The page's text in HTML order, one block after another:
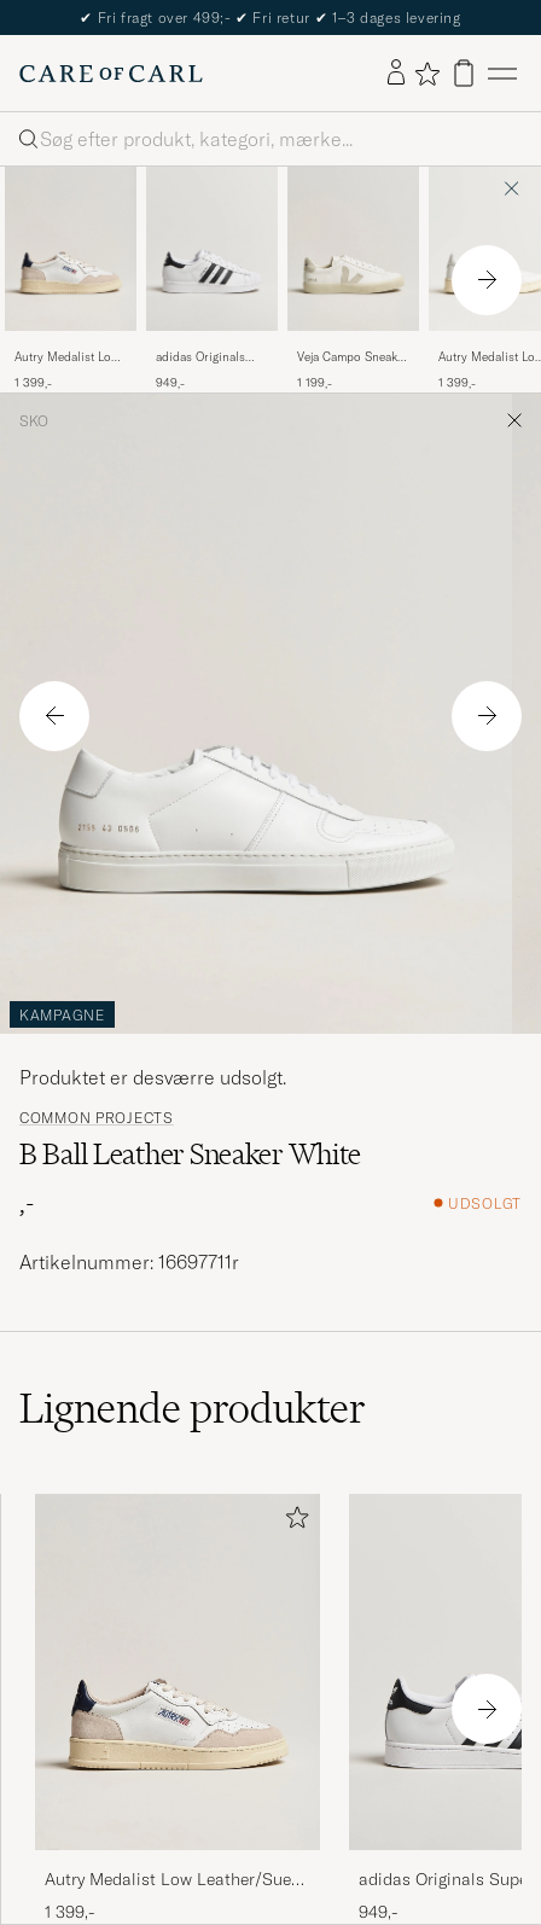
The Care of Carl Passport
Søg
Autry Medalist Low
Sneaker White/Blue
1 399,-
adidas Originals
White/Black
949,-
Veja Campo Sneaker
Suede
1 199,-
Autry Medalist
1 399,-
SKO
KAMPAGNE
COMMON PROJECTS
B Ball Leather Sneaker White
,-
UDSOLGT
Produktet er desværre udsolgt.
Artikelnummer: 16697711r
Lignendeprodukter
Autry Medalist Low Leather/Suede
Sneaker White/Blue
1 399,-
adidas Originals
Sneaker White/Black
949,-